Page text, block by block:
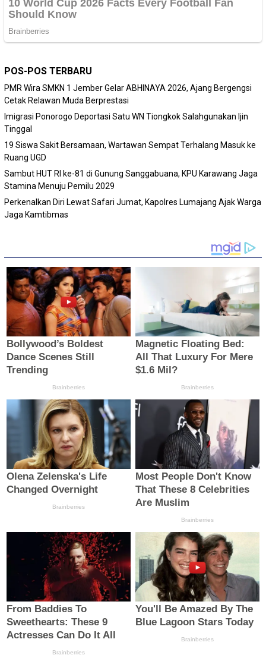
POS-POS TERBARU
PMR Wira SMKN 1 Jember Gelar ABHINAYA 2026, Ajang Bergengsi
Cetak Relawan Muda Berprestasi
Imigrasi Ponorogo Deportasi Satu WN Tiongkok Salahgunakan Ijin
Tinggal
19 Siswa Sakit Bersamaan, Wartawan Sempat Terhalang Masuk ke
Ruang UGD
Sambut HUT RI ke-81 di Gunung Sanggabuana, KPU Karawang Jaga
Stamina Menuju Pemilu 2029
Perkenalkan Diri Lewat Safari Jumat, Kapolres Lumajang Ajak Warga
Jaga Kamtibmas